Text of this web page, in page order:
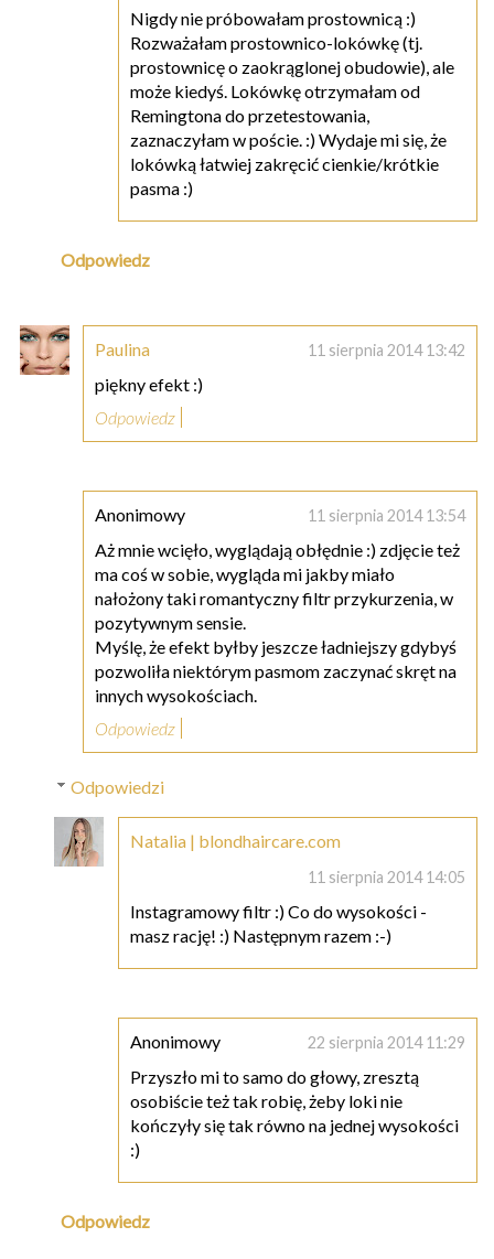
Nigdy nie próbowałam prostownicą :)
Rozważałam prostownico-lokówkę (tj.
prostownicę o zaokrąglonej obudowie), ale
może kiedyś. Lokówkę otrzymałam od
Remingtona do przetestowania,
zaznaczyłam w poście. :) Wydaje mi się, że
lokówką łatwiej zakręcić cienkie/krótkie
pasma :)
Odpowiedz
Paulina 11 sierpnia 2014 13:42
piękny efekt :)
Odpowiedz
Anonimowy 11 sierpnia 2014 13:54
Aż mnie wcięło, wyglądają obłędnie :) zdjęcie też
ma coś w sobie, wygląda mi jakby miało
nałożony taki romantyczny filtr przykurzenia, w
pozytywnym sensie.
Myślę, że efekt byłby jeszcze ładniejszy gdybyś
pozwoliła niektórym pasmom zaczynać skręt na
innych wysokościach.
Odpowiedz
Odpowiedzi
Natalia | blondhaircare.com
11 sierpnia 2014 14:05
Instagramowy filtr :) Co do wysokości -
masz rację! :) Następnym razem :-)
Anonimowy 22 sierpnia 2014 11:29
Przyszło mi to samo do głowy, zresztą
osobiście też tak robię, żeby loki nie
kończyły się tak równo na jednej wysokości
:)
Odpowiedz